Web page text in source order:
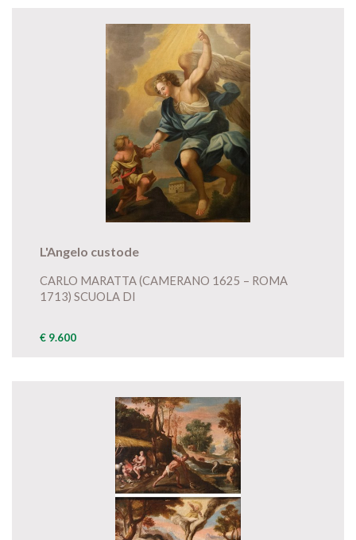
L'Angelo custode
CARLO MARATTA (CAMERANO 1625 – ROMA
1713) SCUOLA DI
€ 9.600